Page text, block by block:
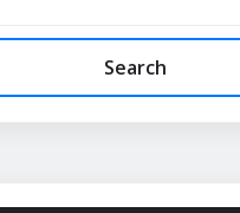
Search